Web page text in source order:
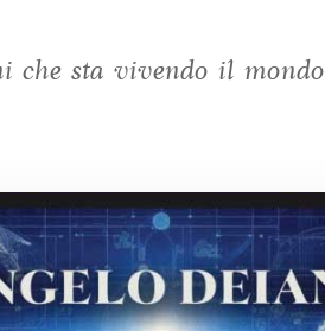
che sta vivendo il mondo